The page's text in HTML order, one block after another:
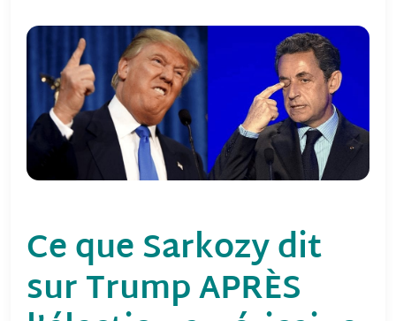
Ce que Sarkozy dit
sur Trump APRÈS